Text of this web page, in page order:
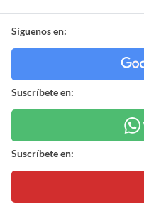
Síguenos en:
Suscríbete en:
Suscríbete en: